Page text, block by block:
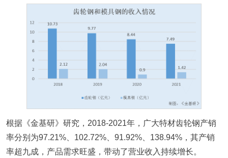
根据《金基研》研究，2018-2021年，广大特材齿轮钢产销
率分别为97.21%、102.72%、91.92%、138.94%，其产销
率超九成，产品需求旺盛，带动了营业收入持续增长。